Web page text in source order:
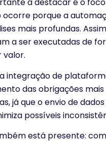
a destacar é o
ocorre porque a
mais profundas.
a ser executadas de
valor.
integração de
das obrigações
já que o envio de
possíveis
está presente: